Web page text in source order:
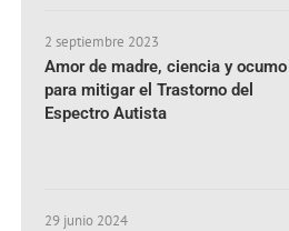
2 septiembre 2023
Amor de madre, ciencia y ocumo
para mitigar el Trastorno del
Espectro Autista
29 junio 2024